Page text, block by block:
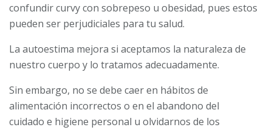
confundir curvy con sobrepeso u obesidad, pues estos
pueden ser perjudiciales para tu salud.
La autoestima mejora si aceptamos la naturaleza de
nuestro cuerpo y lo tratamos adecuadamente.
Sin embargo, no se debe caer en hábitos de
alimentación incorrectos o en el abandono del
cuidado e higiene personal u olvidarnos de los